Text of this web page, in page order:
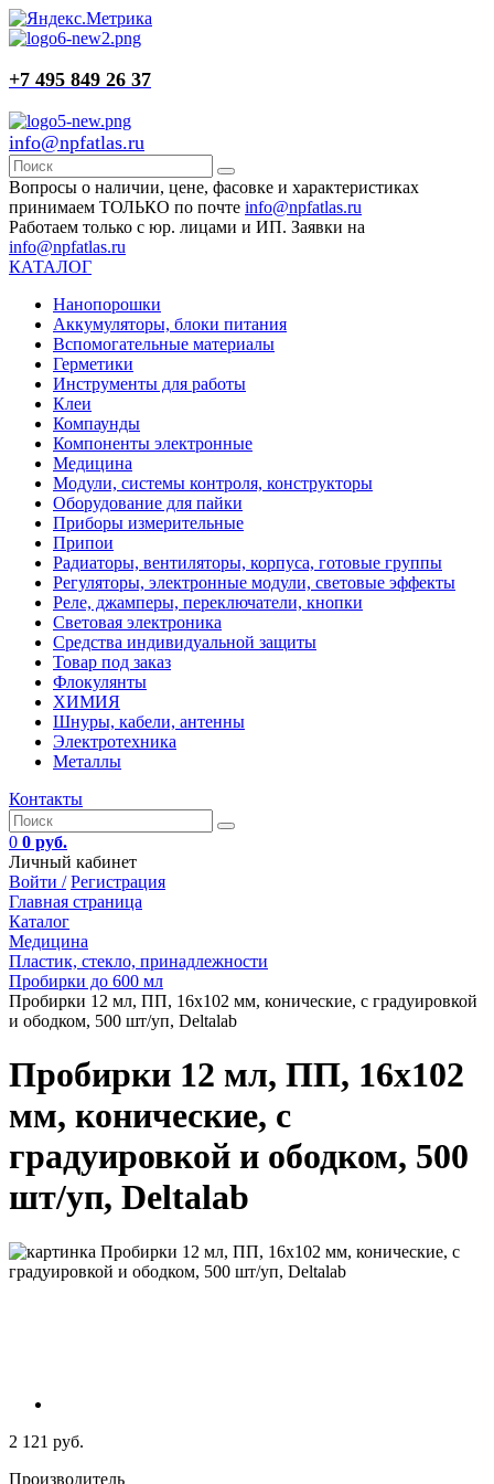
+7 495 849 26 37
info@npfatlas.ru
Вопросы о наличии, цене, фасовке и характеристиках
принимаем ТОЛЬКО по почте info@npfatlas.ru
Работаем только с юр. лицами и ИП. Заявки на
info@npfatlas.ru
КАТАЛОГ
Нанопорошки
Аккумуляторы, блоки питания
Вспомогательные материалы
Герметики
Инструменты для работы
Клеи
Компаунды
Компоненты электронные
Медицина
Модули, системы контроля, конструкторы
Оборудование для пайки
Приборы измерительные
Припои
Радиаторы, вентиляторы, корпуса, готовые группы
Регуляторы, электронные модули, световые эффекты
Реле, джамперы, переключатели, кнопки
Световая электроника
Средства индивидуальной защиты
Товар под заказ
Флокулянты
ХИМИЯ
Шнуры, кабели, антенны
Электротехника
Металлы
Контакты
0 0 руб.
Личный кабинет
Войти / Регистрация
Главная страница
Каталог
Медицина
Пластик, стекло, принадлежности
Пробирки до 600 мл
Пробирки 12 мл, ПП, 16х102 мм, конические, с градуировкой
и ободком, 500 шт/уп, Deltalab
Пробирки 12 мл, ПП, 16х102
мм, конические, с
градуировкой и ободком, 500
шт/уп, Deltalab
2 121 руб.
Производитель